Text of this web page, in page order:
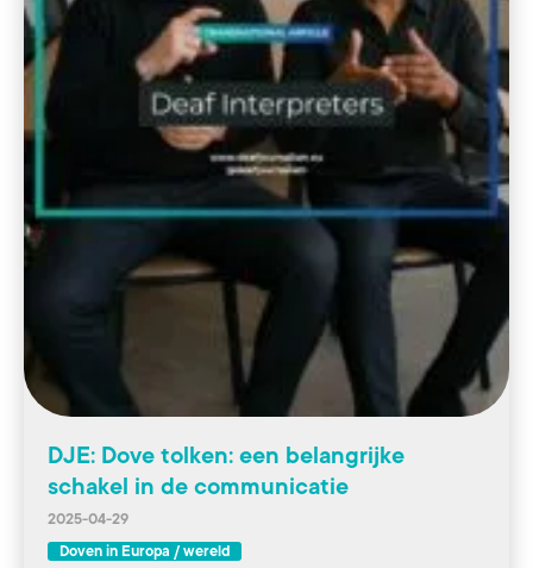
DJE: Dove tolken: een belangrijke
schakel in de communicatie
2025-04-29
Doven in Europa / wereld